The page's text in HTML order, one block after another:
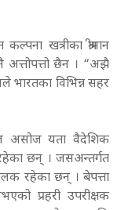
खत्रीका श्रीमान
अत्तोपत्तो छैन । “अझै
भारतका विभिन्न सहर
असोज यता वैदेशिक
छन् । जसअन्तर्गत
रहेका छन् । बेपत्ता
प्रहरी उपरीक्षक